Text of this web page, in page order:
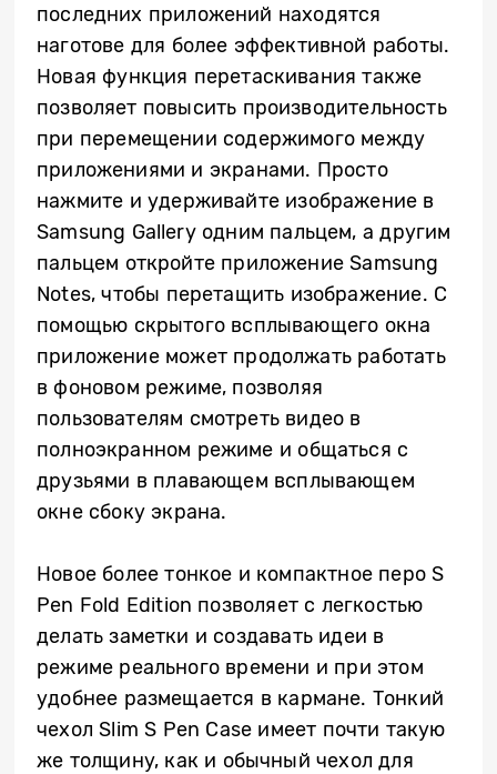
последних приложений находятся
наготове для более эффективной работы.
Новая функция перетаскивания также
позволяет повысить производительность
при перемещении содержимого между
приложениями и экранами. Просто
нажмите и удерживайте изображение в
Samsung Gallery одним пальцем, а другим
пальцем откройте приложение Samsung
Notes, чтобы перетащить изображение. С
помощью скрытого всплывающего окна
приложение может продолжать работать
в фоновом режиме, позволяя
пользователям смотреть видео в
полноэкранном режиме и общаться с
друзьями в плавающем всплывающем
окне сбоку экрана.
Новое более тонкое и компактное перо S
Pen Fold Edition позволяет с легкостью
делать заметки и создавать идеи в
режиме реального времени и при этом
удобнее размещается в кармане. Тонкий
чехол Slim S Pen Case имеет почти такую
же толщину, как и обычный чехол для